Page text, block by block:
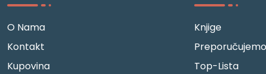
O Nama
Kontakt
Kupovina
Knjige
Preporučujemo
Top-Lista